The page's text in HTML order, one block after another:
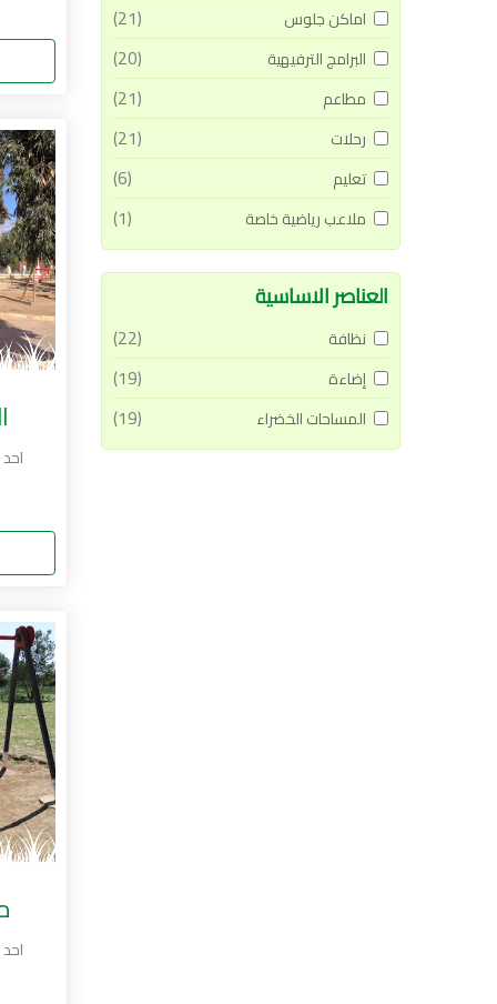
اماكن جلوس (21)
البرامج الترفيهية (20)
مطاعم (21)
رحلات (21)
تعليم (6)
ملاعب رياضية خاصة (1)
العناصر الاساسية
نظافة (22)
إضاءة (19)
المساحات الخضراء (19)